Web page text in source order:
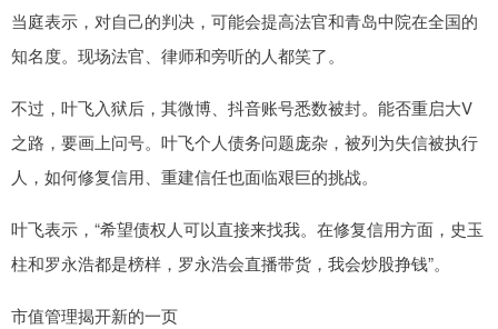
当庭表示，对自己的判决，可能会提高法官和青岛中院在全国的
知名度。现场法官、律师和旁听的人都笑了。
不过，叶飞入狱后，其微博、抖音账号悉数被封。能否重启大V
之路，要画上问号。叶飞个人债务问题庞杂，被列为失信被执行
人，如何修复信用、重建信任也面临艰巨的挑战。
叶飞表示，“希望债权人可以直接来找我。在修复信用方面，史玉
柱和罗永浩都是榜样，罗永浩会直播带货，我会炒股挣钱”。
市值管理揭开新的一页